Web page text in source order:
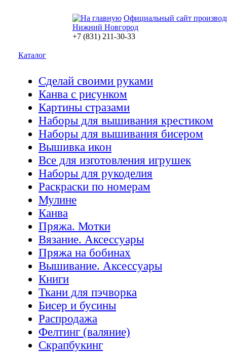
Официальный сайт
Нижний Новгород
+7 (831) 211-30-33
Каталог
Сделай своими руками
Канва с рисунком
Картины стразами
Наборы для вышивания крестиком
Наборы для вышивания бисером
Вышивка икон
Все для изготовления игрушек
Наборы для рукоделия
Раскраски по номерам
Мулине
Канва
Пряжа. Мотки
Вязание. Аксессуары
Пряжа на бобинах
Вышивание. Аксессуары
Книги
Ткани для пэчворка
Бисер и бусины
Распродажа
Фелтинг (валяние)
Скрапбукинг